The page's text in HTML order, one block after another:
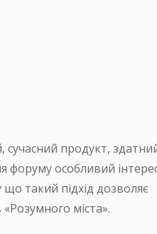
сучасний продукт,
форуму особливий
такий підхід дозволяє
міста».